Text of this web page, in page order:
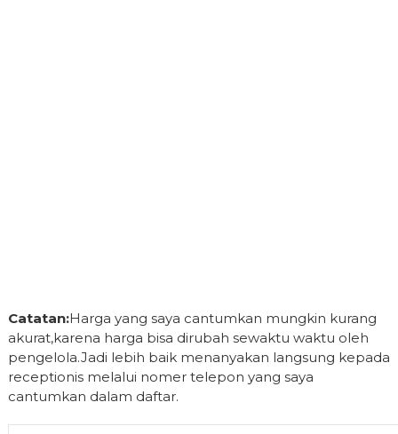
Catatan:Harga yang saya cantumkan mungkin kurang
akurat,karena harga bisa dirubah sewaktu waktu oleh
pengelola.Jadi lebih baik menanyakan langsung kepada
receptionis melalui nomer telepon yang saya
cantumkan dalam daftar.